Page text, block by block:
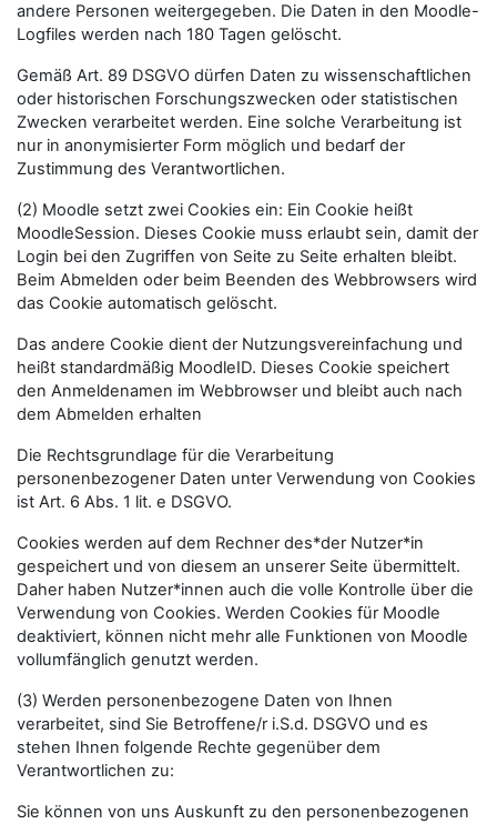
andere Personen weitergegeben. Die Daten in den Moodle-
Logfiles werden nach 180 Tagen gelöscht.
Gemäß Art. 89 DSGVO dürfen Daten zu wissenschaftlichen
oder historischen Forschungszwecken oder statistischen
Zwecken verarbeitet werden. Eine solche Verarbeitung ist
nur in anonymisierter Form möglich und bedarf der
Zustimmung des Verantwortlichen.
(2) Moodle setzt zwei Cookies ein: Ein Cookie heißt
MoodleSession. Dieses Cookie muss erlaubt sein, damit der
Login bei den Zugriffen von Seite zu Seite erhalten bleibt.
Beim Abmelden oder beim Beenden des Webbrowsers wird
das Cookie automatisch gelöscht.
Das andere Cookie dient der Nutzungsvereinfachung und
heißt standardmäßig MoodleID. Dieses Cookie speichert
den Anmeldenamen im Webbrowser und bleibt auch nach
dem Abmelden erhalten
Die Rechtsgrundlage für die Verarbeitung
personenbezogener Daten unter Verwendung von Cookies
ist Art. 6 Abs. 1 lit. e DSGVO.
Cookies werden auf dem Rechner des*der Nutzer*in
gespeichert und von diesem an unserer Seite übermittelt.
Daher haben Nutzer*innen auch die volle Kontrolle über die
Verwendung von Cookies. Werden Cookies für Moodle
deaktiviert, können nicht mehr alle Funktionen von Moodle
vollumfänglich genutzt werden.
(3) Werden personenbezogene Daten von Ihnen
verarbeitet, sind Sie Betroffene/r i.S.d. DSGVO und es
stehen Ihnen folgende Rechte gegenüber dem
Verantwortlichen zu:
Sie können von uns Auskunft zu den personenbezogenen